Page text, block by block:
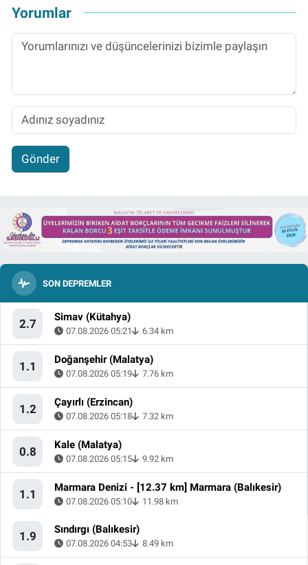
Yorumlar
Gönder
SON DEPREMLER
2.7 Simav (Kütahya)
07.08.2026 05:21 6.34 km
1.1 Doğanşehir (Malatya)
07.08.2026 05:19 7.76 km
1.2 Çayırlı (Erzincan)
07.08.2026 05:18 7.32 km
0.8 Kale (Malatya)
07.08.2026 05:15 9.92 km
1.1 Marmara Denizi - [12.37 km] Marmara (Balıkesir)
07.08.2026 05:10 11.98 km
1.9 Sındırgı (Balıkesir)
07.08.2026 04:53 8.49 km